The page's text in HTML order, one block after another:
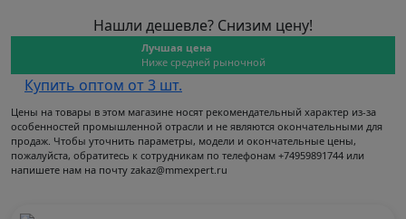
Нашли дешевле? Снизим цену!
Лучшая цена
Ниже средней рыночной
Купить оптом от 3 шт.
Цены на товары в этом магазине носят рекомендательный характер из-за
особенностей промышленной отрасли и не являются окончательными для
продаж. Чтобы уточнить параметры, модели и окончательные цены,
пожалуйста, обратитесь к сотрудникам по телефонам +74959891744 или
напишете нам на почту zakaz@mmexpert.ru